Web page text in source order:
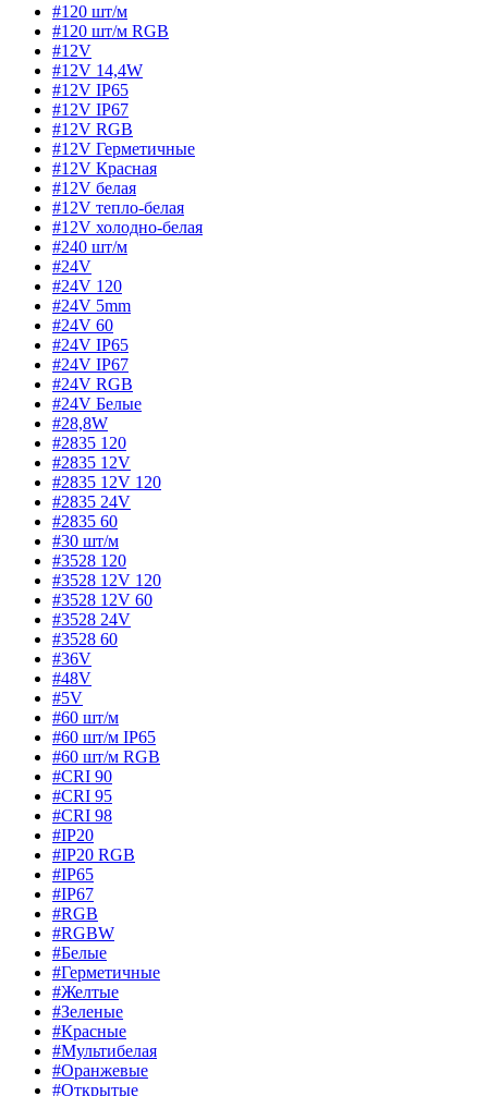
#120 шт/м
#120 шт/м RGB
#12V
#12V 14,4W
#12V IP65
#12V IP67
#12V RGB
#12V Герметичные
#12V Красная
#12V белая
#12V тепло-белая
#12V холодно-белая
#240 шт/м
#24V
#24V 120
#24V 5mm
#24V 60
#24V IP65
#24V IP67
#24V RGB
#24V Белые
#28,8W
#2835 120
#2835 12V
#2835 12V 120
#2835 24V
#2835 60
#30 шт/м
#3528 120
#3528 12V 120
#3528 12V 60
#3528 24V
#3528 60
#36V
#48V
#5V
#60 шт/м
#60 шт/м IP65
#60 шт/м RGB
#CRI 90
#CRI 95
#CRI 98
#IP20
#IP20 RGB
#IP65
#IP67
#RGB
#RGBW
#Белые
#Герметичные
#Желтые
#Зеленые
#Красные
#Мультибелая
#Оранжевые
#Открытые